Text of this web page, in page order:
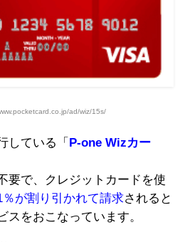
ad/wiz/15s/
している「 P-one Wizカー
要で、クレジットカードを使
が割り引かれて請求されると
スをおこなっています。